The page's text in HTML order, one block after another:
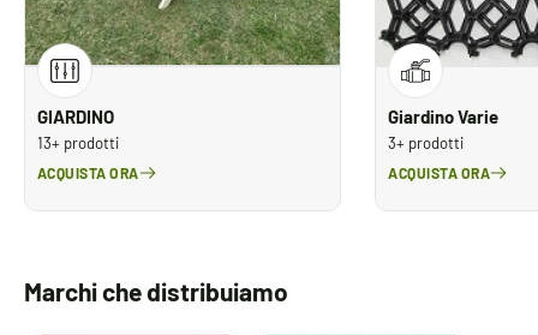
GIARDINO
13+ prodotti
ACQUISTA ORA
Giardino Varie
3+ prodotti
ACQUISTA ORA
Marchi che distribuiamo